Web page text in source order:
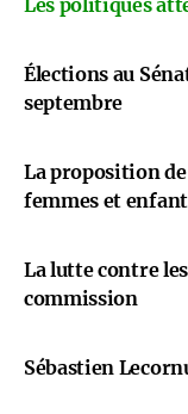
Les politiques
Élections au
septembre
La proposition
femmes et
La lutte contre
commission
Sébastien